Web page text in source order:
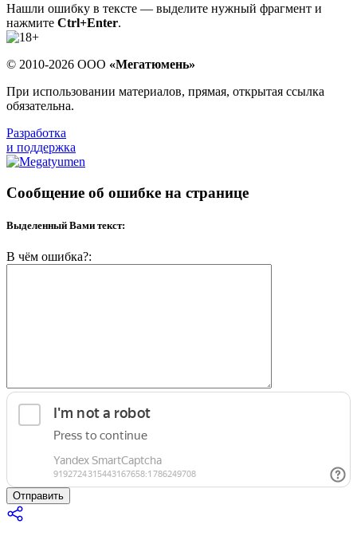
Нашли ошибку в тексте — выделите нужный фрагмент и
нажмите Ctrl+Enter.
© 2010-2026 ООО «Мегатюмень»
При использовании материалов, прямая, открытая ссылка
обязательна.
Разработка
и поддержка
Сообщение об ошибке на странице
Выделенный Вами текст:
В чём ошибка?:
Отправить